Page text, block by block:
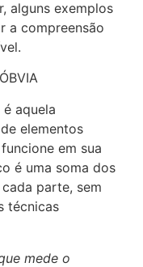
alguns exemplos
a compreensão
aquela
elementos
em sua
é uma soma dos
parte, sem
técnicas
mede o